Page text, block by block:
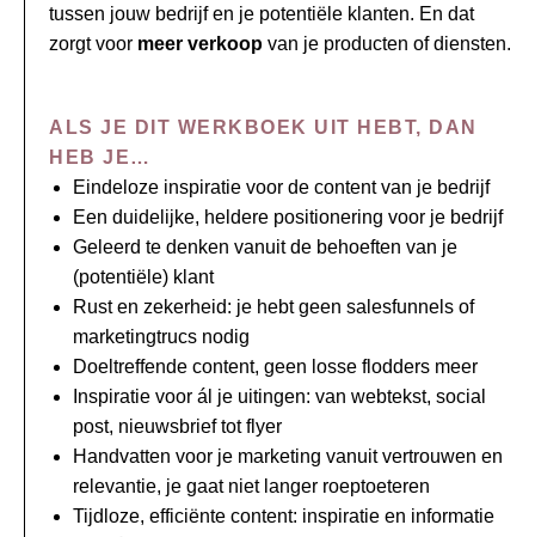
tussen jouw bedrijf en je potentiële klanten. En dat
zorgt voor meer verkoop van je producten of diensten.
ALS JE DIT WERKBOEK UIT HEBT, DAN
HEB JE…
Eindeloze inspiratie voor de content van je bedrijf
Een duidelijke, heldere positionering voor je bedrijf
Geleerd te denken vanuit de behoeften van je
(potentiële) klant
Rust en zekerheid: je hebt geen salesfunnels of
marketingtrucs nodig
Doeltreffende content, geen losse flodders meer
Inspiratie voor ál je uitingen: van webtekst, social
post, nieuwsbrief tot flyer
Handvatten voor je marketing vanuit vertrouwen en
relevantie, je gaat niet langer roeptoeteren
Tijdloze, efficiënte content: inspiratie en informatie